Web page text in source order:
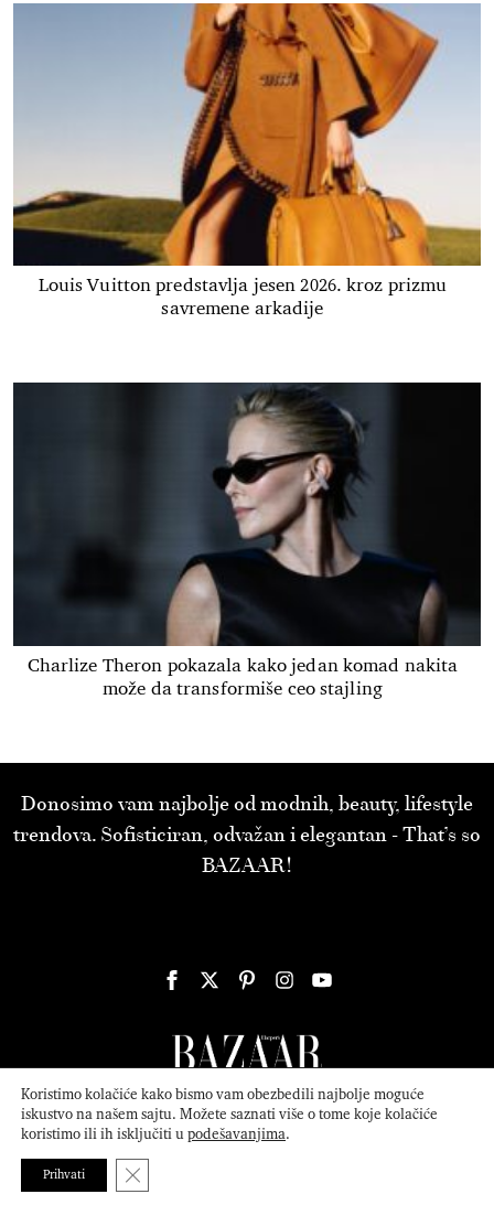
Louis Vuitton predstavlja jesen 2026. kroz prizmu
savremene arkadije
Charlize Theron pokazala kako jedan komad nakita
može da transformiše ceo stajling
Donosimo vam najbolje od modnih, beauty, lifestyle
trendova. Sofisticiran, odvažan i elegantan - That’s so
BAZAAR!
© 2026ATTICA MEDIASerbia, Inc. All Rights Reserved.
Koristimo kolačiće kako bismo vam obezbedili najbolje moguće
iskustvo na našem sajtu. Možete saznati više o tome koje kolačiće
koristimo ili ih isključiti upodešavanjima.
Prihvati Close GDPR Cookie Banner